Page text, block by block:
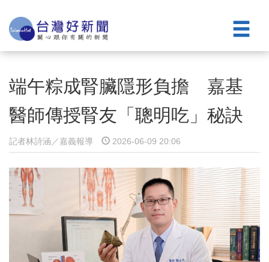
端午粽成腎臟隱形負擔 嘉基
醫師傳授腎友「聰明吃」秘訣
記者林詩涵／嘉義報導 2026-06-09 20:06